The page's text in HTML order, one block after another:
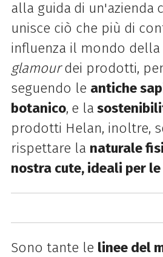
alla guida di un'azienda
unisce ciò che più di
influenza il mondo della
glamourdei prodotti,
seguendo le antiche
botanico, e la
prodotti Helan, inoltre,
rispettare la naturale
nostra cute, ideali per
Sono tante le linee del